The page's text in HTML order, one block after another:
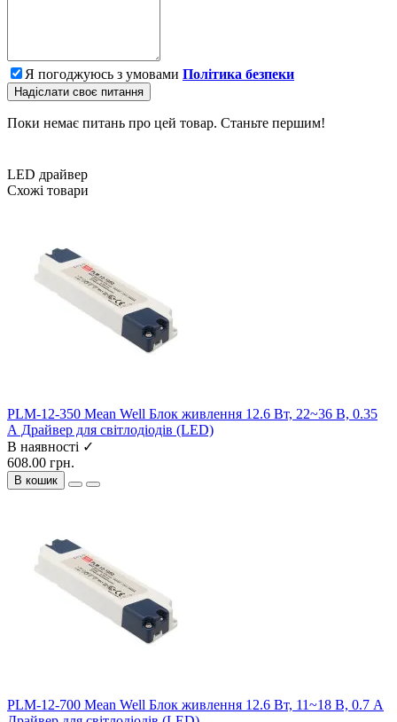
Я погоджуюсь з умовами Політика безпеки
Надіслати своє питання
Поки немає питань про цей товар. Станьте першим!
LED драйвер
Схожі товари
PLM-12-350 Mean Well Блок живлення 12.6 Вт, 22~36 В, 0.35
А Драйвер для світлодіодів (LED)
В наявності ✓
608.00 грн.
В кошик
PLM-12-700 Mean Well Блок живлення 12.6 Вт, 11~18 В, 0.7 А